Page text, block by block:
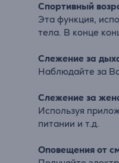
Спортивный
Эта функция,
тела. В конце
Слежение за
Наблюдайте за
Слежение за
Используя
питании и т.д.
Оповещения от